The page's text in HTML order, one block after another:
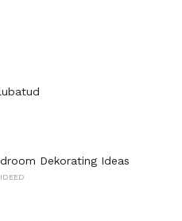
Dekorating Ideas